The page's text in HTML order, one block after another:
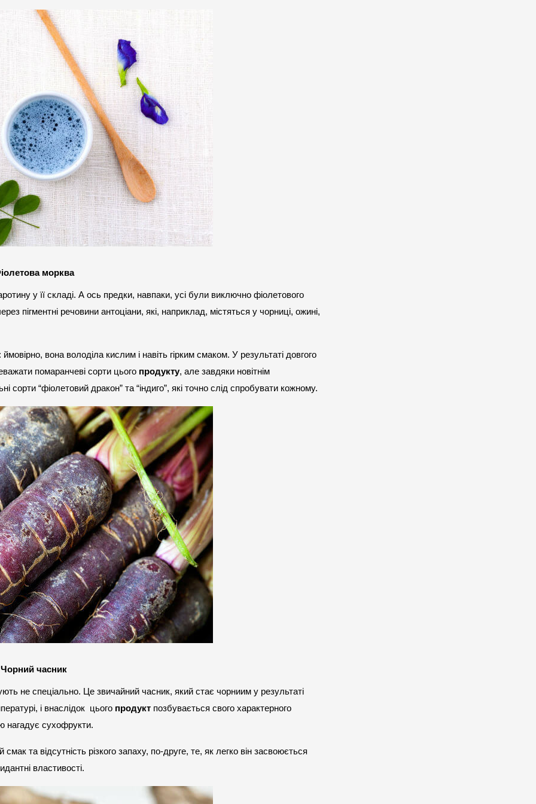
морква
пігментні речовини антоціани, які, наприклад, містяться у чорниці, ожині,
вона володіла кислим і навіть гірким смаком. У результаті довгого
помаранчеві сорти цього продукту, але завдяки новітнім
“фіолетовий дракон” та “індиго”, які точно слід спробувати кожному.
Чорний часник
не спеціально. Це звичайний часник, який стає чорниим у результаті
і внаслідок  цього продукт позбувається свого характерного
нагадує сухофрукти.
та відсутність різкого запаху, по-друге, те, як легко він засвоюється
властивості.